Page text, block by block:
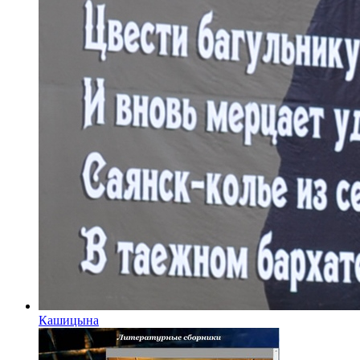
Кашицына